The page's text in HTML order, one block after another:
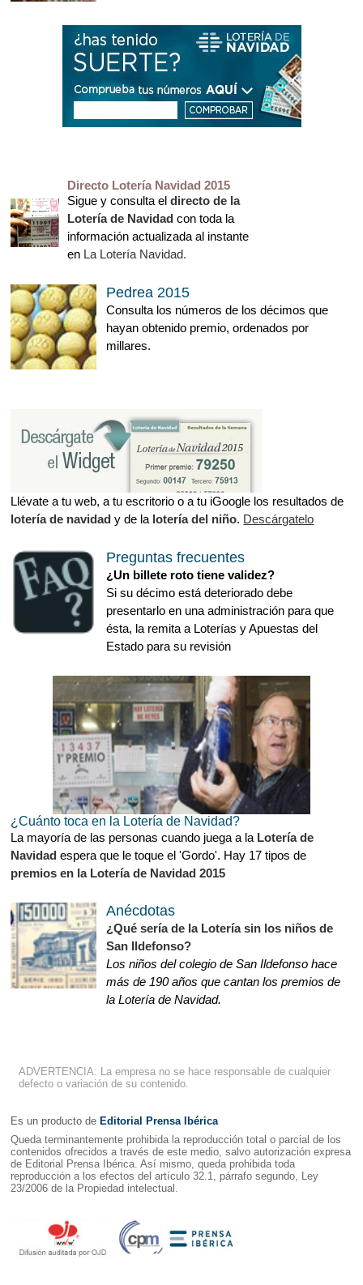
Directo Lotería Navidad 2015
Sigue y consulta eldirecto de la
Lotería de Navidad con toda la
información actualizada al instante
en La Lotería Navidad.
Pedrea 2015
Consulta los números de los décimos que
hayan obtenido premio, ordenados por
millares.
Llévate a tu web, a tu escritorio o a tu iGoogle los resultados de
lotería de navidad y de la lotería del niño. Descárgatelo
Preguntas frecuentes
¿Un billete roto tiene validez?
Si su décimo está deteriorado debe
presentarlo en una administración para que
ésta, la remita a Loterías y Apuestas del
Estado para su revisión
¿Cuánto toca en la Lotería de Navidad?
La mayoría de las personas cuando juega a la Lotería de
Navidad espera que le toque el 'Gordo'. Hay 17 tipos de
premios en la Lotería de Navidad 2015
Anécdotas
¿Qué sería de la Lotería sin los niños de
San Ildefonso?
Los niños del colegio de San Ildefonso hace
más de 190 años que cantan los premios de
la Lotería de Navidad.
ADVERTENCIA: La empresa no se hace responsable de cualquier
defecto o variación de su contenido.
Es un producto de Editorial Prensa Ibérica
Queda terminantemente prohibida la reproducción total o parcial de los
contenidos ofrecidos a través de este medio, salvo autorización expresa
de Editorial Prensa Ibérica. Así mismo, queda prohibida toda
reproducción a los efectos del artículo 32.1, párrafo segundo, Ley
23/2006 de la Propiedad intelectual.